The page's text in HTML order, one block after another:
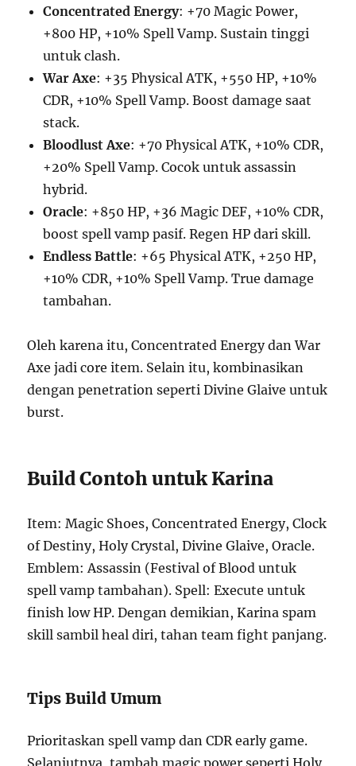
Concentrated Energy: +70 Magic Power,
+800 HP, +10% Spell Vamp. Sustain tinggi
untuk clash.
War Axe: +35 Physical ATK, +550 HP, +10%
CDR, +10% Spell Vamp. Boost damage saat
stack.
Bloodlust Axe: +70 Physical ATK, +10% CDR,
+20% Spell Vamp. Cocok untuk assassin
hybrid.
Oracle: +850 HP, +36 Magic DEF, +10% CDR,
boost spell vamp pasif. Regen HP dari skill.
Endless Battle: +65 Physical ATK, +250 HP,
+10% CDR, +10% Spell Vamp. True damage
tambahan.
Oleh karena itu, Concentrated Energy dan War
Axe jadi core item. Selain itu, kombinasikan
dengan penetration seperti Divine Glaive untuk
burst.
Build Contoh untuk Karina
Item: Magic Shoes, Concentrated Energy, Clock
of Destiny, Holy Crystal, Divine Glaive, Oracle.
Emblem: Assassin (Festival of Blood untuk
spell vamp tambahan). Spell: Execute untuk
finish low HP. Dengan demikian, Karina spam
skill sambil heal diri, tahan team fight panjang.
Tips Build Umum
Prioritaskan spell vamp dan CDR early game.
Selanjutnya, tambah magic power seperti Holy